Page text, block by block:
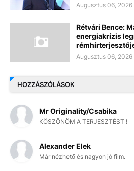
Augusztus 06, 2026
Rétvári Bence:
energiakrízis
Augusztus 06, 2026
HOZZÁSZÓLÁSOK
Mr Originality/Csabika
KÖSZÖNÖM A TERJESZTÉST !
Alexander Elek
Már nézhető és nagyon jó film.